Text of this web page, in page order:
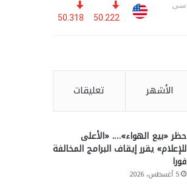
الأشهر تعليقات
حظر «بيع الهواء»…. «الأعلى
للإعلام» يقرر إيقاف البرامج المخالفة
فورا
5 أغسطس، 2026